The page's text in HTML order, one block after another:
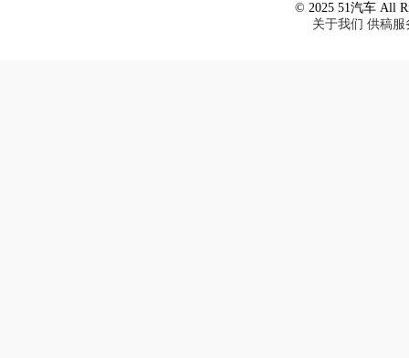
© 2025 51汽车 All
关于我们 供稿服